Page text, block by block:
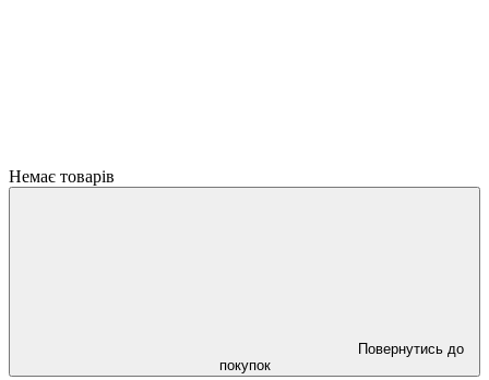
Немає товарів
Повернутись до
покупок